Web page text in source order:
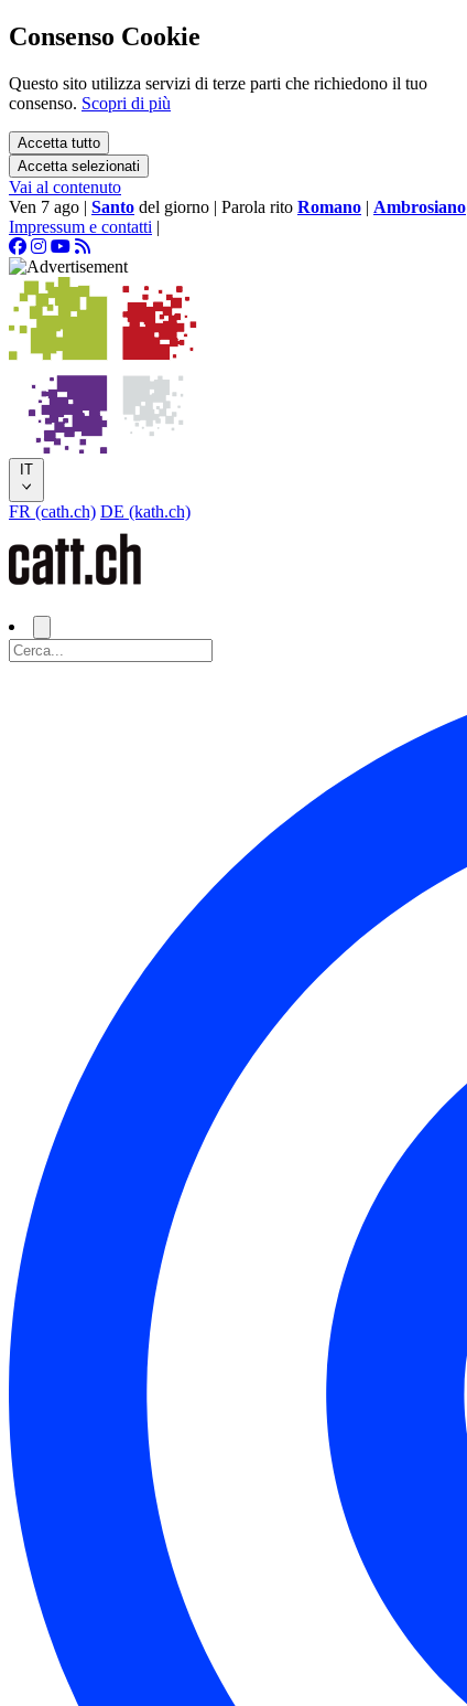
Consenso Cookie
Questo sito utilizza servizi di terze parti che richiedono il tuo
consenso. Scopri di più
Accetta tutto
Accetta selezionati
Vai al contenuto
Ven 7 ago | Santo del giorno | Parola rito Romano | Ambrosiano
Impressum e contatti |
IT
FR (cath.ch) DE (kath.ch)